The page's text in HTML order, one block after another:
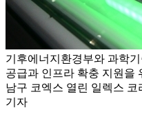
기후에너지환경부와 과학
공급과 인프라 확충 지원을
남구 코엑스 열린 일렉스
기자